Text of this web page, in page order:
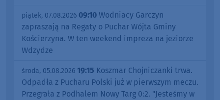
piątek, 07.08.2026 09:10 Wodniacy Garczyn
zapraszają na Regaty o Puchar Wójta Gminy
Kościerzyna. W ten weekend impreza na jeziorze
Wdzydze
środa, 05.08.2026 19:15 Koszmar Chojniczanki trwa.
Odpadła z Pucharu Polski już w pierwszym meczu.
Przegrała z Podhalem Nowy Targ 0:2. "Jesteśmy w